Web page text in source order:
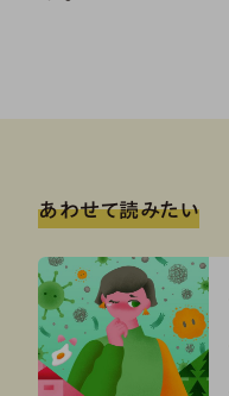
あわせて読みたい